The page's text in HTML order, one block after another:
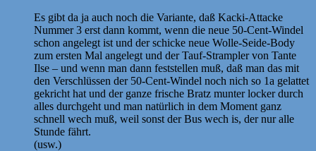
Es gibt da ja auch noch die Variante, daß Kacki-Attacke
Nummer 3 erst dann kommt, wenn die neue 50-Cent-Windel
schon angelegt ist und der schicke neue Wolle-Seide-Body
zum ersten Mal angelegt und der Tauf-Strampler von Tante
Ilse – und wenn man dann feststellen muß, daß man das mit
den Verschlüssen der 50-Cent-Windel noch nich so 1a gelattet
gekricht hat und der ganze frische Bratz munter locker durch
alles durchgeht und man natürlich in dem Moment ganz
schnell wech muß, weil sonst der Bus wech is, der nur alle
Stunde fährt.
(usw.)